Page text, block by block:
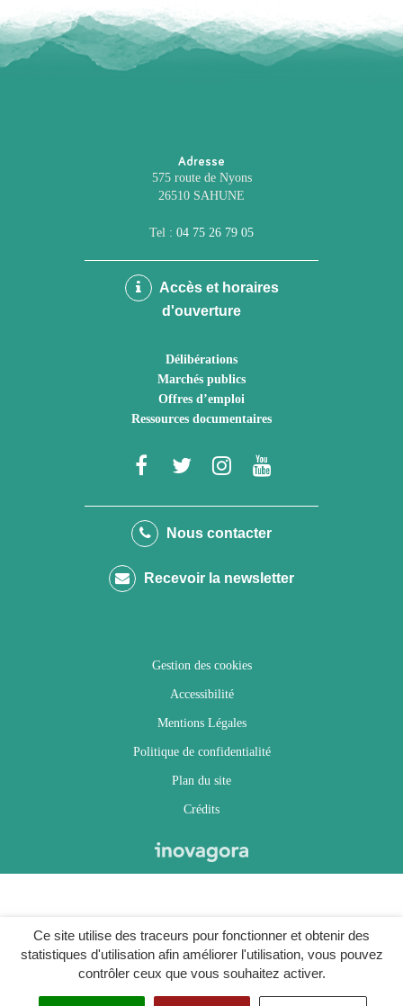
Ce site utilise des traceurs pour fonctionner et obtenir des
statistiques d'utilisation afin améliorer l'utilisation, vous pouvez
contrôler ceux que vous souhaitez activer.
Adresse
575 route de Nyons
26510 SAHUNE
Tel : 04 75 26 79 05
Accès et horaires
d'ouverture
Délibérations
Marchés publics
Offres d’emploi
Ressources documentaires
Lien
le
Facebook
Lien
le
Twitter
Lien
le
Instagram
Youtube
Nous contacter
Recevoir la newsletter
Gestion des cookies
Accessibilité
Mentions Légales
Politique de confidentialité
Plan du site
Crédits